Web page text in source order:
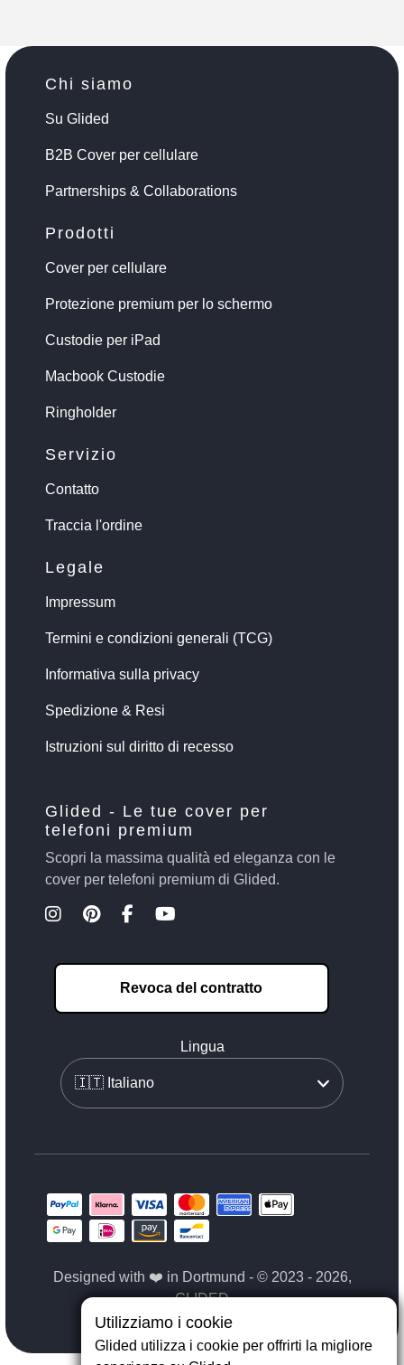
Chi siamo
Su Glided
B2B Cover per cellulare
Partnerships & Collaborations
Prodotti
Cover per cellulare
Protezione premium per lo schermo
Custodie per iPad
Macbook Custodie
Ringholder
Servizio
Contatto
Traccia l'ordine
Legale
Impressum
Termini e condizioni generali (TCG)
Informativa sulla privacy
Spedizione & Resi
Istruzioni sul diritto di recesso
Glided - Le tue cover per
telefoni premium
Scopri la massima qualità ed eleganza con le
cover per telefoni premium di Glided.
Revoca del contratto
Lingua
Designed with ❤️ in Dortmund - © 2023 - 2026,
GLIDED
Utilizziamo i cookie
Glided utilizza i cookie per offrirti la migliore